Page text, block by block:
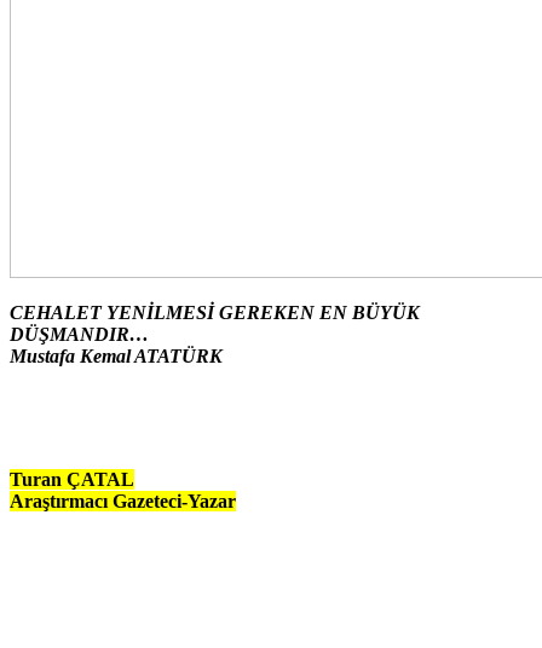
CEHALET YENİLMESİ GEREKEN EN BÜYÜK
DÜŞMANDIR…
Mustafa Kemal ATATÜRK
Turan ÇATAL
Araştırmacı Gazeteci-Yazar